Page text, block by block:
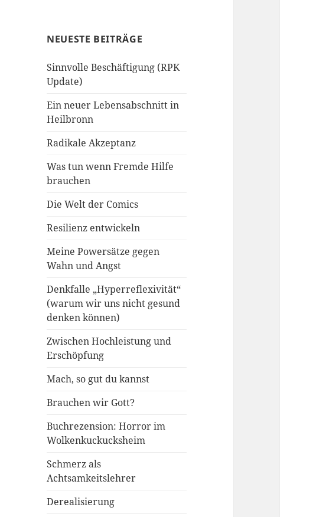
NEUESTE BEITRÄGE
Sinnvolle Beschäftigung (RPK
Update)
Ein neuer Lebensabschnitt in
Heilbronn
Radikale Akzeptanz
Was tun wenn Fremde Hilfe
brauchen
Die Welt der Comics
Resilienz entwickeln
Meine Powersätze gegen
Wahn und Angst
Denkfalle „Hyperreflexivität“
(warum wir uns nicht gesund
denken können)
Zwischen Hochleistung und
Erschöpfung
Mach, so gut du kannst
Brauchen wir Gott?
Buchrezension: Horror im
Wolkenkuckucksheim
Schmerz als
Achtsamkeitslehrer
Derealisierung